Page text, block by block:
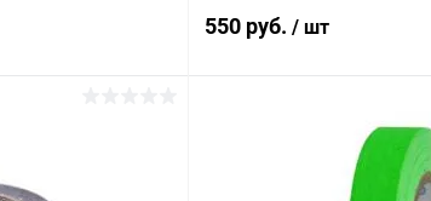
Сравнение
550 руб. / шт
В